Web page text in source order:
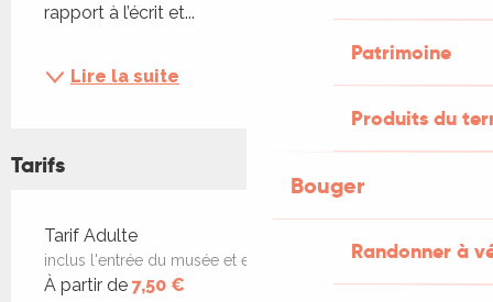
Patrimoine
Produits du
Bouger
Randonner à
rapport à l’écrit et...
Lire la suite
Tarifs
Tarifs 2026
Tarif Adulte
inclus l'entrée du musée et exposition
À partir de 7,50 €